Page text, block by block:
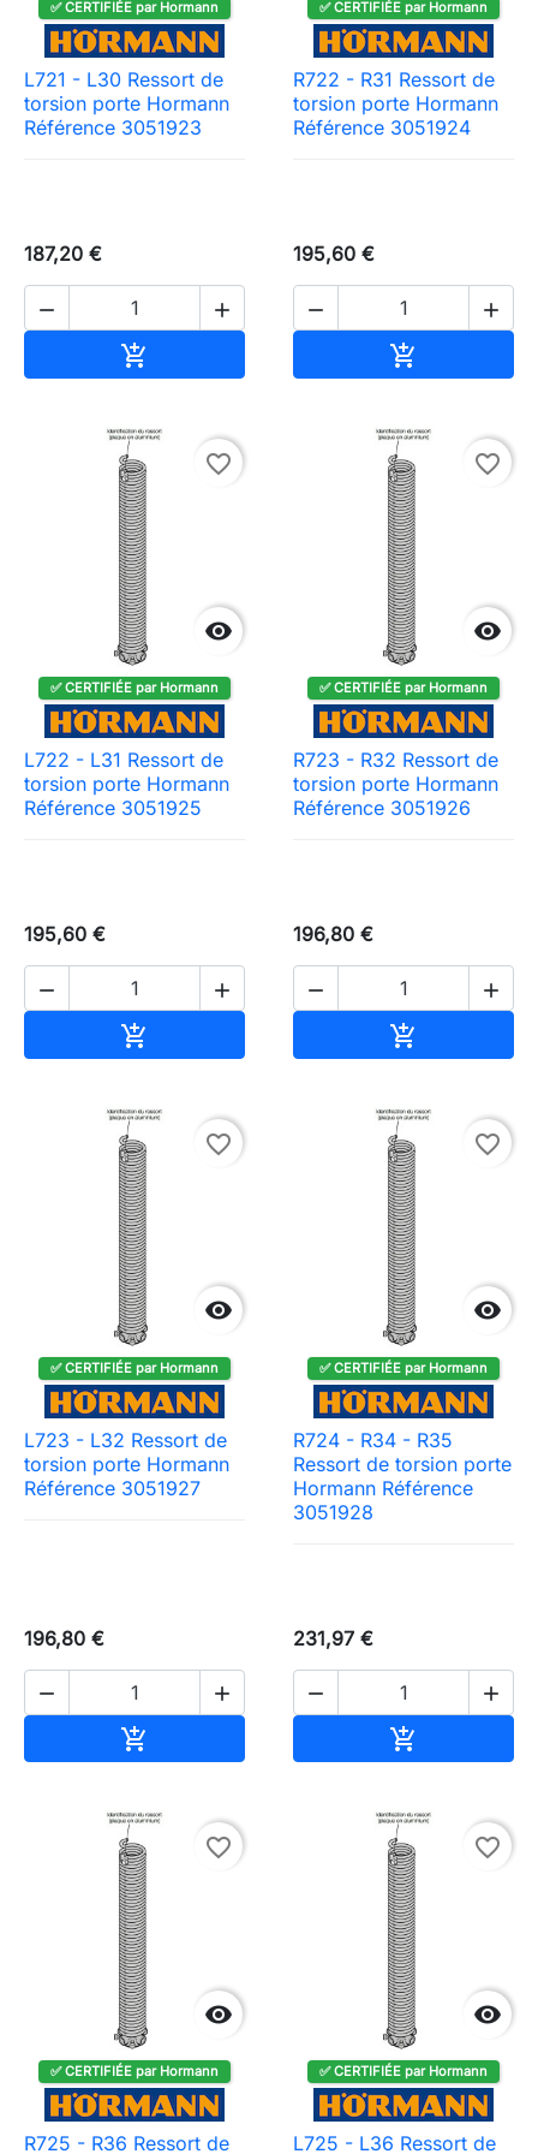
✅ CERTIFIÉE par Hormann
L721 - L30 Ressort de
torsion porte Hormann
Référence 3051923
187,20 €
 

✅ CERTIFIÉE par Hormann
R722 - R31 Ressort de
torsion porte Hormann
Référence 3051924
195,60 €
 


favorite_border
✅ CERTIFIÉE par Hormann
L722 - L31 Ressort de
torsion porte Hormann
Référence 3051925
195,60 €
 


favorite_border
✅ CERTIFIÉE par Hormann
R723 - R32 Ressort de
torsion porte Hormann
Référence 3051926
196,80 €
 


favorite_border
✅ CERTIFIÉE par Hormann
L723 - L32 Ressort de
torsion porte Hormann
Référence 3051927
196,80 €
 


favorite_border
✅ CERTIFIÉE par Hormann
R724 - R34 - R35
Ressort de torsion porte
Hormann Référence
3051928
231,97 €
 


favorite_border
✅ CERTIFIÉE par Hormann
R725 - R36 Ressort de

favorite_border
✅ CERTIFIÉE par Hormann
L725 - L36 Ressort de